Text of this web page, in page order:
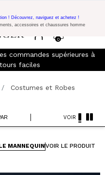
sur 300€ d'achat
0
! Découvrez, naviguez et achetez !
accessoires et chaussures homme
commandes supérieures à
faciles
Costumes et Robes
VOIR
MANNEQUINVOIR LE PRODUIT